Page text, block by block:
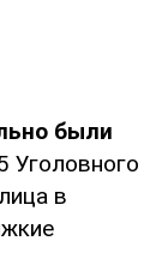
были
Уголовного
в